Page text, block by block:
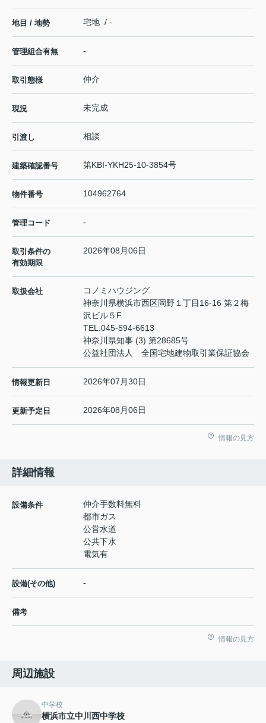
地目 / 地勢 宅地 / -
管理組合有無 -
取引態様 仲介
現況 未完成
引渡し 相談
建築確認番号 第KBI-YKH25-10-3854号
物件番号 104962764
管理コード -
取引条件の
有効期限
2026年08月06日
取扱会社
コノミハウジング
神奈川県横浜市西区岡野１丁目16-16 第２梅
沢ビル５F
TEL:045-594-6613
神奈川県知事 (3) 第28685号
公益社団法人 全国宅地建物取引業保証協会
情報更新日 2026年07月30日
更新予定日 2026年08月06日
情報の見方
詳細情報
設備条件
仲介手数料無料
都市ガス
公営水道
公共下水
電気有
設備(その他) -
備考
情報の見方
周辺施設
中学校
横浜市立中川西中学校